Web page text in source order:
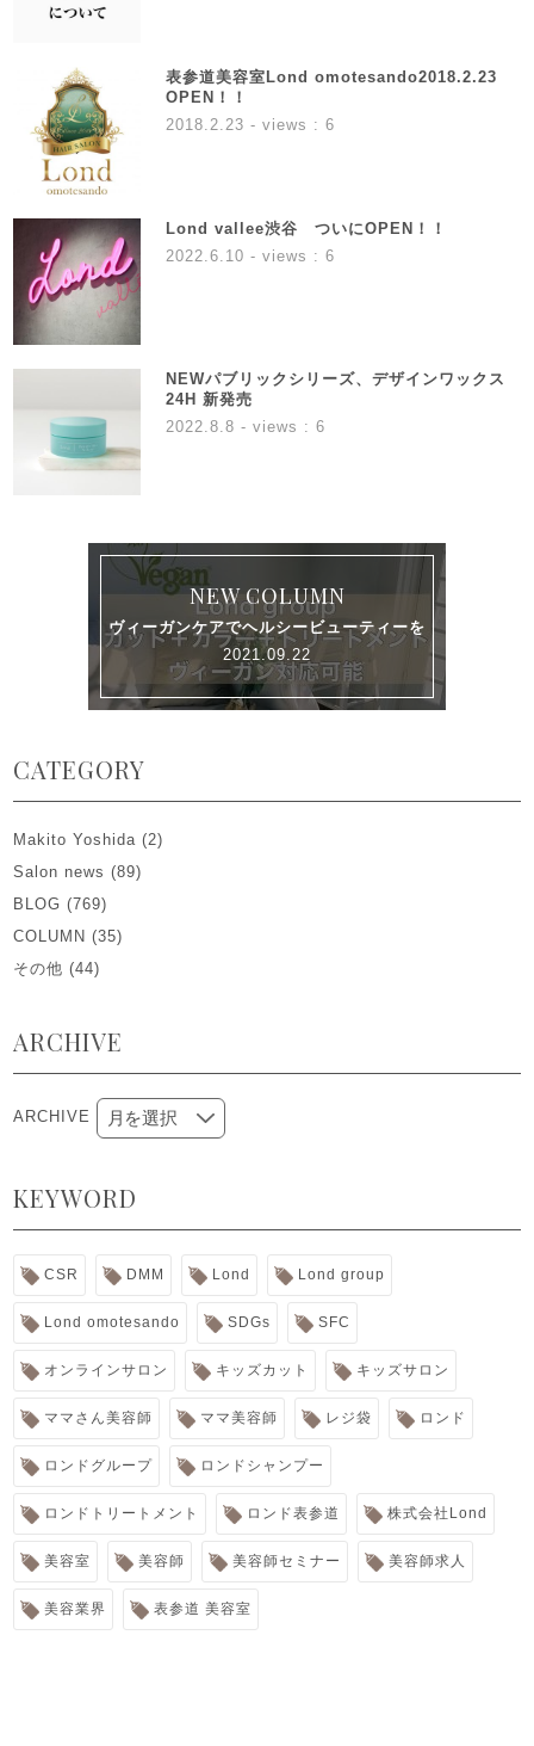
表参道美容室Lond omotesando2018.2.23
OPEN！！
2018.2.23 - views : 6
Lond vallee渋谷 ついにOPEN！！
2022.6.10 - views : 6
NEWパブリックシリーズ、デザインワックス
24H 新発売
2022.8.8 - views : 6
NEW COLUMN
ヴィーガンケアでヘルシービューティーを
2021.09.22
CATEGORY
Makito Yoshida (2)
Salon news (89)
BLOG (769)
COLUMN (35)
その他 (44)
ARCHIVE
ARCHIVE
KEYWORD
CSR DMM Lond Lond group
Lond omotesando SDGs SFC
オンラインサロン キッズカット キッズサロン
ママさん美容師 ママ美容師 レジ袋 ロンド
ロンドグループ ロンドシャンプー
ロンドトリートメント ロンド表参道 株式会社Lond
美容室 美容師 美容師セミナー 美容師求人
美容業界 表参道 美容室